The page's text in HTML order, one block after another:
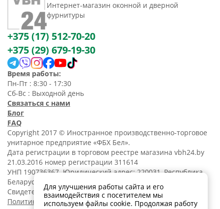
Интернет-магазин оконной и дверной
фурнитуры
+375 (17) 512-70-20
+375 (29) 679-19-30
Время работы:
Пн-Пт : 8:30 - 17:30
Сб-Вс : Выходной день
Связаться с нами
Блог
FAQ
Copyright 2017 © Иностранное производственно-торговое
унитарное предприятие «ФБХ Бел».
Дата регистрации в торговом реестре магазина vbh24.by
21.03.2016 номер регистрации 311614
УНП 190736367. Юридический адрес: 220031, Республика
Беларусь, г. Минск, ул. Танковая, 15-1, 5 этаж;
Свидетельство о регистрации N190736367 от 11.02.2014.
Политика обработки
Для улучшения работы сайта и его
взаимодействия с посетителем мы
используем файлы cookie. Продолжая работу